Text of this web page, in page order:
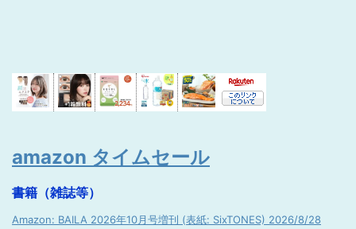
amazon タイムセール
書籍（雑誌等）
Amazon: BAILA 2026年10月号増刊 (表紙: SixTONES) 2026/8/28